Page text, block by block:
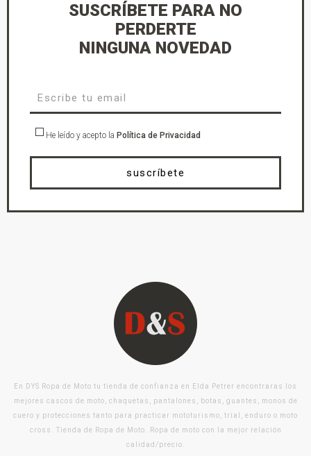
SUSCRÍBETE PARA NO
PERDERTE
NINGUNA NOVEDAD
He leído y acepto la Política de Privacidad
suscríbete
En DYS Ropa de Moto tu tienda de confianza en Elda Petrer encontraras los
mejores cascos de moto, chaquetas, pantalones, botas, guantes, monos de
cuero y protecciones tanto para practicar mototurismo, trial, enduro o moto
cross. Tienda de Ropa de Moto. Ropa de moto con la mejor relación
calidad/precio.